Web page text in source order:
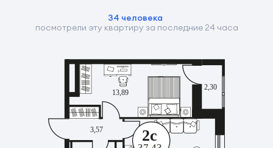
34 человека
посмотрели эту квартиру за последние 24 часа